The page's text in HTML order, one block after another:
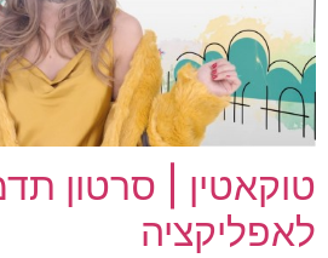
טוקאטין | סרטון
לאפליקציה